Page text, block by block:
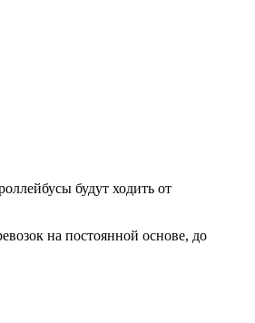
будут ходить от
на постоянной основе, до